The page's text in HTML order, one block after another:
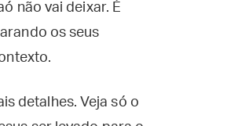
não vai deixar. É
os seus
detalhes. Veja só o